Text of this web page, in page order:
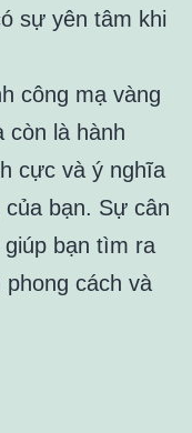
sự yên tâm khi
công mạ vàng
còn là hành
cực và ý nghĩa
bạn. Sự cân
bạn tìm ra
cách và